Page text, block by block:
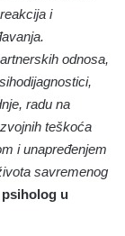
i
odnosa,
radu na
teškoća
i unapređenjem
savremenog
u